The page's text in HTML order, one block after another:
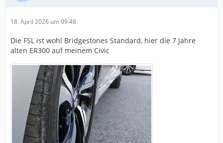
18. April 2026 um 09:48
Die FSL ist wohl Bridgestones Standard, hier die 7 Jahre
alten ER300 auf meinem Civic